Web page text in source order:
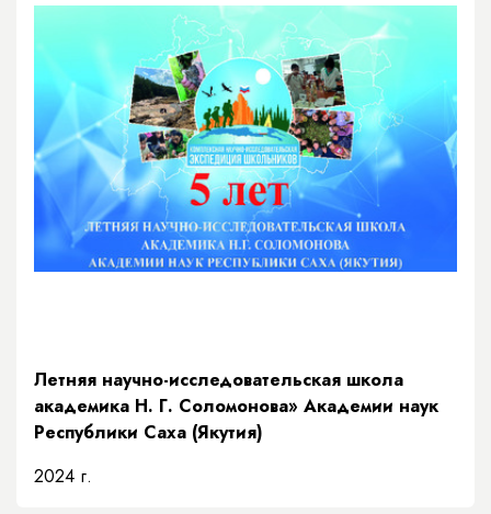
Летняя научно-исследовательская школа
академика Н. Г. Соломонова» Академии наук
Республики Саха (Якутия)
2024 г.